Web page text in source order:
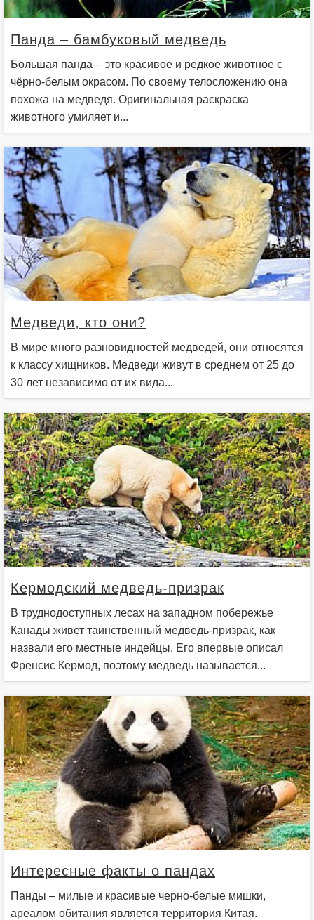
Панда – бамбуковый медведь
Большая панда – это красивое и редкое животное с
чёрно-белым окрасом. По своему телосложению она
похожа на медведя. Оригинальная раскраска
животного умиляет и...
Медведи, кто они?
В мире много разновидностей медведей, они относятся
к классу хищников. Медведи живут в среднем от 25 до
30 лет независимо от их вида...
Кермодский медведь-призрак
В труднодоступных лесах на западном побережье
Канады живет таинственный медведь-призрак, как
назвали его местные индейцы. Его впервые описал
Френсис Кермод, поэтому медведь называется...
Интересные факты о пандах
Панды – милые и красивые черно-белые мишки,
ареалом обитания является территория Китая.